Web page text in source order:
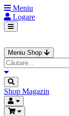
Meniu
Logare
Meniu Shop
Shop Magazin